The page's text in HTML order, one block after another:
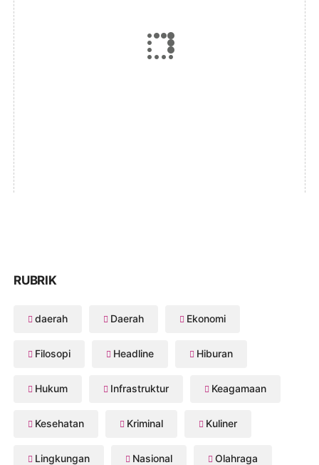
RUBRIK
daerah Daerah Ekonomi
Filosopi Headline Hiburan
Hukum Infrastruktur Keagamaan
Kesehatan Kriminal Kuliner
Lingkungan Nasional Olahraga